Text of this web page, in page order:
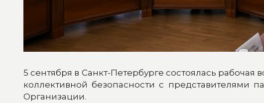
5 сентября в Санкт-Петербурге состоялась
коллективной безопасности с представителями
Организации.